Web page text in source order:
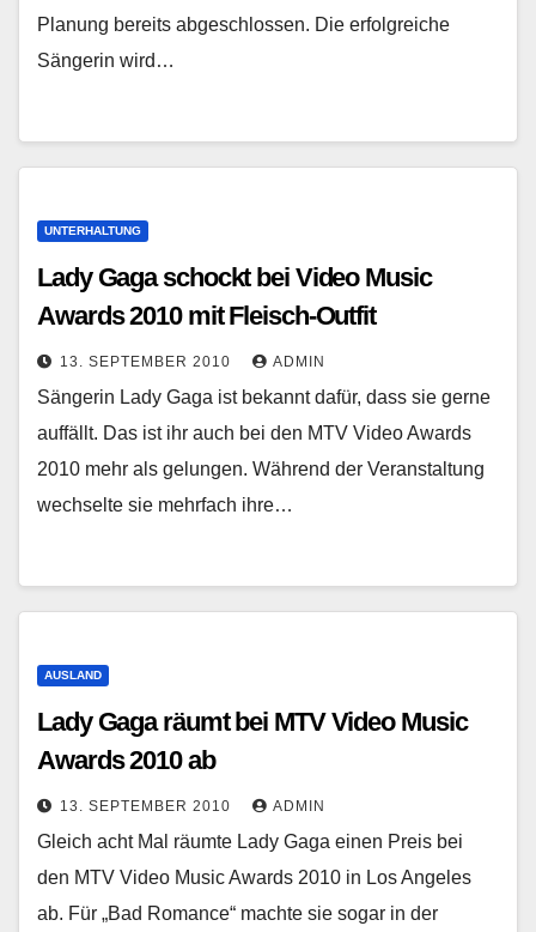
Planung bereits abgeschlossen. Die erfolgreiche
Sängerin wird…
UNTERHALTUNG
Lady Gaga schockt bei Video Music
Awards 2010 mit Fleisch-Outfit
13. SEPTEMBER 2010 ADMIN
Sängerin Lady Gaga ist bekannt dafür, dass sie gerne
auffällt. Das ist ihr auch bei den MTV Video Awards
2010 mehr als gelungen. Während der Veranstaltung
wechselte sie mehrfach ihre…
AUSLAND
Lady Gaga räumt bei MTV Video Music
Awards 2010 ab
13. SEPTEMBER 2010 ADMIN
Gleich acht Mal räumte Lady Gaga einen Preis bei
den MTV Video Music Awards 2010 in Los Angeles
ab. Für „Bad Romance“ machte sie sogar in der